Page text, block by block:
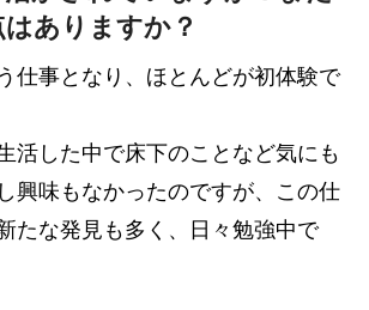
ありますか？
仕事となり、ほとんどが初体験で
活した中で床下のことなど気にも
興味もなかったのですが、この仕
たな発見も多く、日々勉強中で